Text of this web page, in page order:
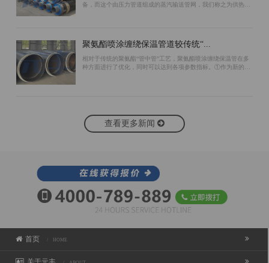
备，而这个由压力管道组成的蒸汽输送管网，我们称之为供热管
聚氨酯喷涂缠绕保温管道较传统“...
相对于传统的聚氨酯“管中管”工艺，聚氨酯喷涂缠绕保温管在多
种方面进行了优化，同时可以达到各项参数指标。①作为新的生
查看更多新闻
首页 / HOME